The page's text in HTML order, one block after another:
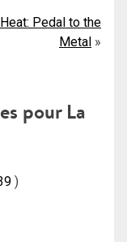
Pedal to the
Metal
pour La